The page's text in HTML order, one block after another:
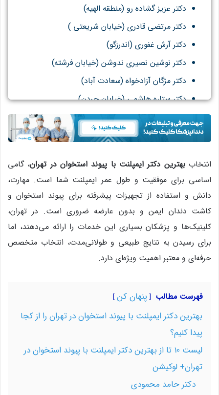
دکتر عزیز گشاده رو (منطقه الهیه)
دکتر مرتضی قادری (خیابان شریعتی )
دکتر آرش غفوری (اندرزگو)
دکتر نوشین نصیری ندوشن (خیابان فرشته)
دكتر مژگان آزادخواه (سعادت آباد)
دکتر ستاره هاشمی (خیابان جردن)
انتخاببهترین دکتر ایمپلنت با پیوند استخوان در تهران، گامی
اساسی برای موفقیت و طول عمر ایمپلنت شما است. مهارت،
دانش و استفاده از تجهیزات پیشرفته برای پیوند استخوان و
کاشت دندان ایمن و بدون عارضه ضروری است. در تهران،
کلینیک‌ها و پزشکان بسیاری این خدمات را ارائه می‌دهند، اما
برای رسیدن به نتایج طبیعی و طولانی‌مدت، انتخاب متخصص
حرفه‌ای و معتبر اهمیت ویژه‌ای دارد.
فهرست مطالب
پنهان کن
بهترین دکتر ایمپلنت با پیوند استخوان در تهران را از کجا
پیدا کنیم؟
لیست 10 تا از بهترین دکتر ایمپلنت با پیوند استخوان در
تهران+ لوکیشن
دكتر حامد محمودی